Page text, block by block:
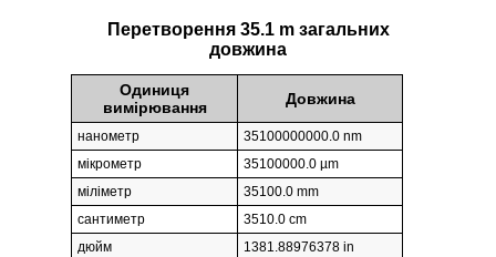
Перетворення 35.1 m загальних
довжина
Одиниця
вимірювання
Довжина
нанометр
35100000000.0 nm
мікрометр
35100000.0 µm
міліметр
35100.0 mm
сантиметр
3510.0 cm
дюйм
1381.88976378 in